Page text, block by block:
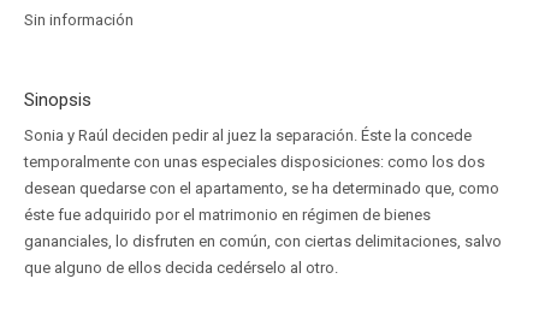
Sin información
Sinopsis
Sonia y Raúl deciden pedir al juez la separación. Éste la concede
temporalmente con unas especiales disposiciones: como los dos
desean quedarse con el apartamento, se ha determinado que, como
éste fue adquirido por el matrimonio en régimen de bienes
gananciales, lo disfruten en común, con ciertas delimitaciones, salvo
que alguno de ellos decida cedérselo al otro.